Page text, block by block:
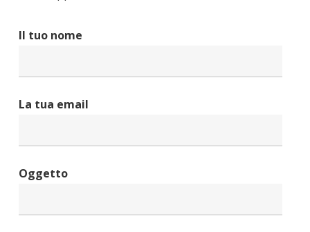
Il tuo nome
La tua email
Oggetto